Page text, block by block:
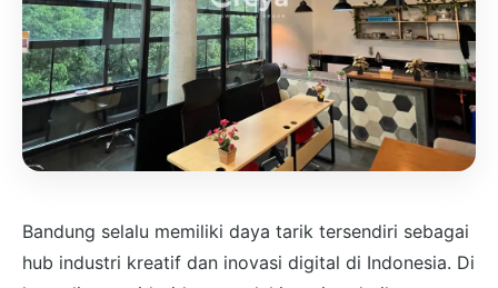
Bandung selalu memiliki daya tarik tersendiri sebagai
hub industri kreatif dan inovasi digital di Indonesia. Di